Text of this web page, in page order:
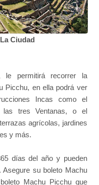
Ciudad
le permitirá recorrer la
Picchu, en ella podrá ver
Incas como el
las tres Ventanas, o el
agrícolas, jardines
y más.
días del año y pueden
Asegure su boleto Machu
Machu Picchu que